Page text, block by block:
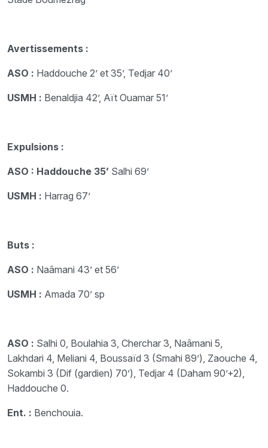
Avertissements :
ASO : Haddouche 2’ et 35’, Tedjar 40’
USMH : Benaldjia 42’, Aït Ouamar 51’
Expulsions :
ASO : Haddouche 35’ Salhi 69’
USMH : Harrag 67’
Buts :
ASO : Naâmani 43’ et 56’
USMH : Amada 70’ sp
ASO : Salhi 0, Boulahia 3, Cherchar 3, Naâmani 5,
Lakhdari 4, Meliani 4, Boussaïd 3 (Smahi 89’), Zaouche 4,
Sokambi 3 (Dif (gardien) 70’), Tedjar 4 (Daham 90’+2),
Haddouche 0.
Ent. : Benchouia.